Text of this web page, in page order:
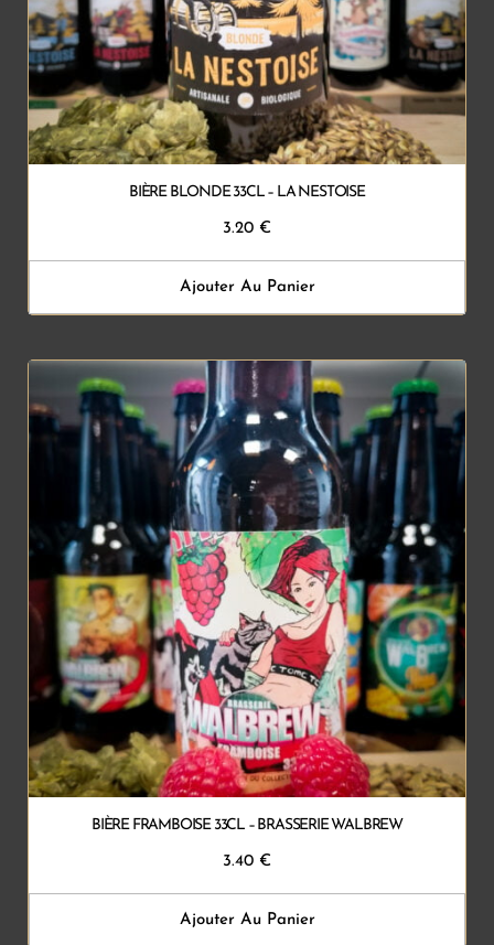
BIÈRE BLONDE 33CL – LA NESTOISE
3.20 €
Ajouter Au Panier
BIÈRE FRAMBOISE 33CL – BRASSERIE WALBREW
3.40 €
Ajouter Au Panier